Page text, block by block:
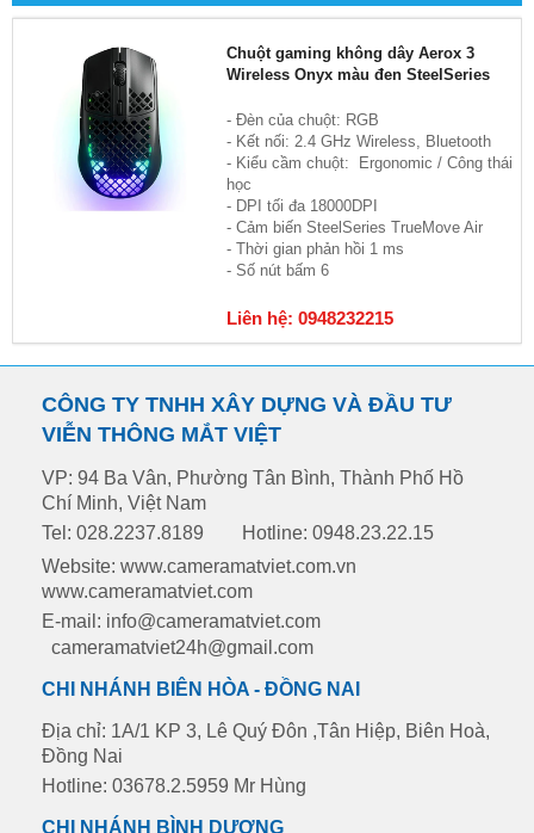
Chuột gaming không dây Aerox 3
Wireless Onyx màu đen SteelSeries
- Đèn của chuột: RGB
- Kết nối: 2.4 GHz Wireless, Bluetooth
- Kiểu cầm chuột: Ergonomic / Công thái
học
- DPI tối đa 18000DPI
- Cảm biến SteelSeries TrueMove Air
- Thời gian phản hồi 1 ms
- Số nút bấm 6
Liên hệ: 0948232215
CÔNG TY TNHH XÂY DỰNG VÀ ĐẦU TƯ
VIỄN THÔNG MẮT VIỆT
VP: 94 Ba Vân, Phường Tân Bình, Thành Phố Hồ
Chí Minh, Việt Nam
Tel: 028.2237.8189
Hotline: 0948.23.22.15
Website: www.cameramatviet.com.vn
www.cameramatviet.com
E-mail: info@cameramatviet.com
cameramatviet24h@gmail.com
CHI NHÁNH BIÊN HÒA - ĐỒNG NAI
Địa chỉ: 1A/1 KP 3, Lê Quý Đôn ,Tân Hiệp, Biên Hoà,
Đồng Nai
Hotline: 03678.2.5959 Mr Hùng
CHI NHÁNH BÌNH DƯƠNG